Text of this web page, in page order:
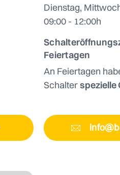
Dienstag,
09:00 - 12:00h
Feiertagen
An Feiertagen
Schalterspezielle